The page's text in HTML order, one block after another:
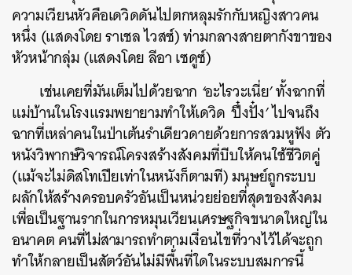
ความเวียนหัวคือเดวิดดันไปตกหลุมรักกับหญิงสาวคน
หนึ่ง (แสดงโดย ราเชล ไวสซ์) ท่ามกลางสายตากังขาของ
หัวหน้ากลุ่ม (แสดงโดย ลีอา เซดูซ์)
เช่นเคยที่มันเต็มไปด้วยฉาก ‘อะไรวะเนี่ย’ทั้งฉากที่
แม่บ้านในโรงแรมพยายามทำให้เดวิด ‘ปึ๋งปั๋ง’ไปจนถึง
ฉากที่เหล่าคนในป่าเต้นรำเดียวดายด้วยการสวมหูฟัง ตัว
หนังวิพากษ์วิจารณ์โครงสร้างสังคมที่บีบให้คนใช้ชีวิตคู่
(แม้จะไม่ดิสโทเปียเท่าในหนังก็ตามที) มนุษย์ถูกระบบ
ผลักให้สร้างครอบครัวอันเป็นหน่วยย่อยที่สุดของสังคม
เพื่อเป็นฐานรากในการหมุนเวียนเศรษฐกิจขนาดใหญ่ใน
อนาคต คนที่ไม่สามารถทำตามเงื่อนไขที่วางไว้ได้จะถูก
ทำให้กลายเป็นสัตว์อันไม่มีพื้่นที่ใดในระบบสมการนี้